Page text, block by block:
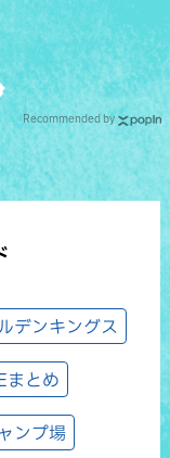
）
Recommended by
デンキングス
まとめ
ンプ場